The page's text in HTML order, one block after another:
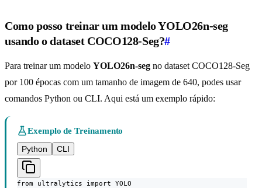
Como posso treinar um modelo YOLO26n-seg
usando o dataset COCO128-Seg?#
Para treinar um modelo YOLO26n-seg no dataset COCO128-Seg
por 100 épocas com um tamanho de imagem de 640, podes usar
comandos Python ou CLI. Aqui está um exemplo rápido:
Exemplo de Treinamento
Python
CLI
from ultralytics import YOLO